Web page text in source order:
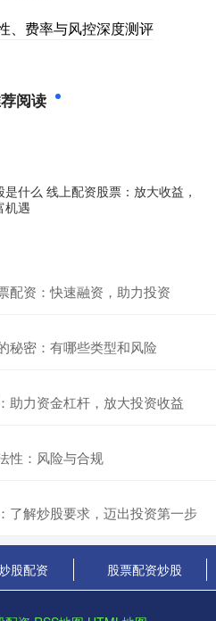
、费率与风控深度测评
阅读
是什么 线上配资股票：放大收益，
机遇
配资：快速融资，助力投资
秘密：有哪些类型和风险
助力资金杠杆，放大投资收益
性：风险与合规
了解炒股要求，迈出投资第一步
股配资 股票配资炒股